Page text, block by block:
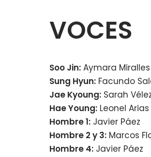
VOCES
Soo Jin: Aymara Miralles
Sung Hyun: Facundo
Jae Kyoung: Sarah
Hae Young: Leonel Arias
Hombre 1: Javier Páez
Hombre 2 y 3: Marcos
Hombre 4: Javier Páez